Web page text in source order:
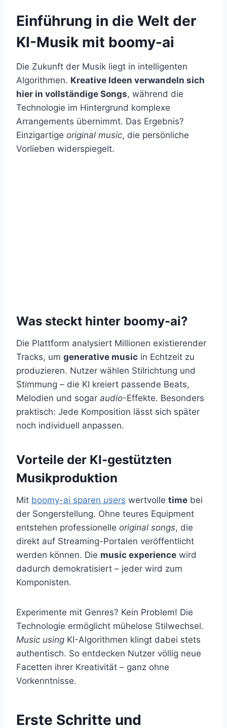
Einführung in die Welt der
KI-Musik mit boomy-ai
Die Zukunft der Musik liegt in intelligenten
Algorithmen. Kreative Ideen verwandeln sich
hier in vollständige Songs, während die
Technologie im Hintergrund komplexe
Arrangements übernimmt. Das Ergebnis?
Einzigartige original music, die persönliche
Vorlieben widerspiegelt.
Was steckt hinter boomy-ai?
Die Plattform analysiert Millionen existierender
Tracks, um generative music in Echtzeit zu
produzieren. Nutzer wählen Stilrichtung und
Stimmung – die KI kreiert passende Beats,
Melodien und sogar audio-Effekte. Besonders
praktisch: Jede Komposition lässt sich später
noch individuell anpassen.
Vorteile der KI-gestützten
Musikproduktion
Mit boomy-ai sparen users wertvolle time bei
der Songerstellung. Ohne teures Equipment
entstehen professionelle original songs, die
direkt auf Streaming-Portalen veröffentlicht
werden können. Die music experience wird
dadurch demokratisiert – jeder wird zum
Komponisten.
Experimente mit Genres? Kein Problem! Die
Technologie ermöglicht mühelose Stilwechsel.
Music using KI-Algorithmen klingt dabei stets
authentisch. So entdecken Nutzer völlig neue
Facetten ihrer Kreativität – ganz ohne
Vorkenntnisse.
Erste Schritte und